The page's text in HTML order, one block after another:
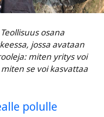
osana
jossa avataan
miten yritys voi
se voi kasvattaa
polulle